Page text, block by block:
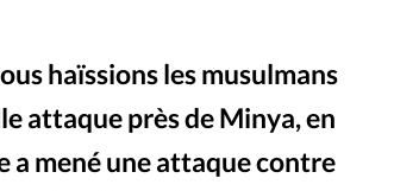
La rédaction
Mon compte
haïssions les musulmans
attaque près de Minya, en
a mené une attaque contre